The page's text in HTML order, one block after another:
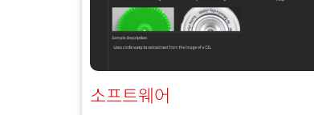
소프트웨어